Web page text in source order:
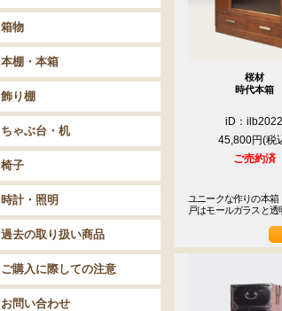
桜材
時代本箱
iD：ilb2022
45,800円
ご売約済
ユニークな作りの本箱
戸はモールガラスと透
箱物
本棚・本箱
飾り棚
ちゃぶ台・机
椅子
時計・照明
過去の取り扱い商品
ご購入に際しての注意
お問い合わせ